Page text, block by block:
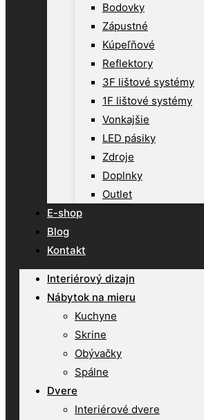
Bodovky
Zápustné
Kúpeľňové
Reflektory
3F lištové systémy
1F lištové systémy
Vonkajšie
LED pásiky
Zdroje
Doplnky
Outlet
E-shop
Blog
Kontakt
Interiérový dizajn
Nábytok na mieru
Kuchyne
Skrine
Obývačky
Spálne
Dvere
Interiérové dvere